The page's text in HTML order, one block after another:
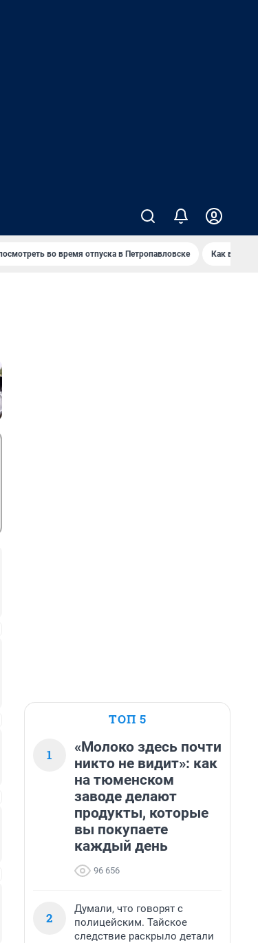
во время отпуска в Петропавловске Как
ТОП 5
1
«Молоко здесь почти
никто не видит»: как
на тюменском
заводе делают
продукты, которые
вы покупаете
каждый день
96 656
2
Думали, что говорят с
полицейским. Тайское
следствие раскрыло детали